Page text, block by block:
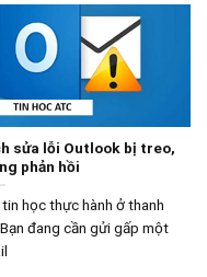
sửa lỗi Outlook bị treo,
phản hồi
học thực hành ở thanh
đang cần gửi gấp một